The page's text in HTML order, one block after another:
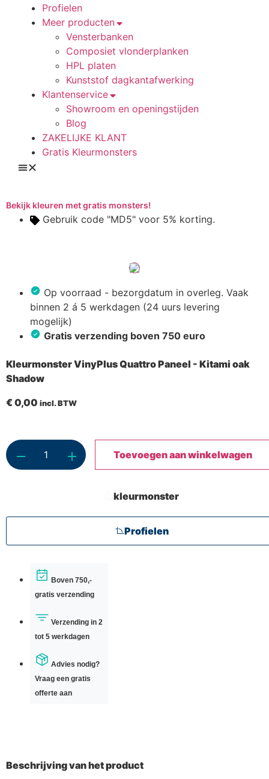
Profielen
Meer producten
Vensterbanken
Composiet vlonderplanken
HPL platen
Kunststof dagkantafwerking
Klantenservice
Showroom en openingstijden
Blog
ZAKELIJKE KLANT
Gratis Kleurmonsters
Bekijk kleuren met gratis monsters!
Gebruik code "MD5" voor 5% korting.
Op voorraad - bezorgdatum in overleg. Vaak
binnen 2 á 5 werkdagen (24 uurs levering
mogelijk)
Gratis verzending boven 750 euro
Kleurmonster VinyPlus Quattro Paneel - Kitami oak
Shadow
€0,00 incl. BTW
Toevoegen aan winkelwagen
kleurmonster
Profielen
Boven 750,-
gratis verzending
Verzending in 2
tot 5 werkdagen
Advies nodig?
Vraag een gratis
offerte aan
Beschrijving van het product